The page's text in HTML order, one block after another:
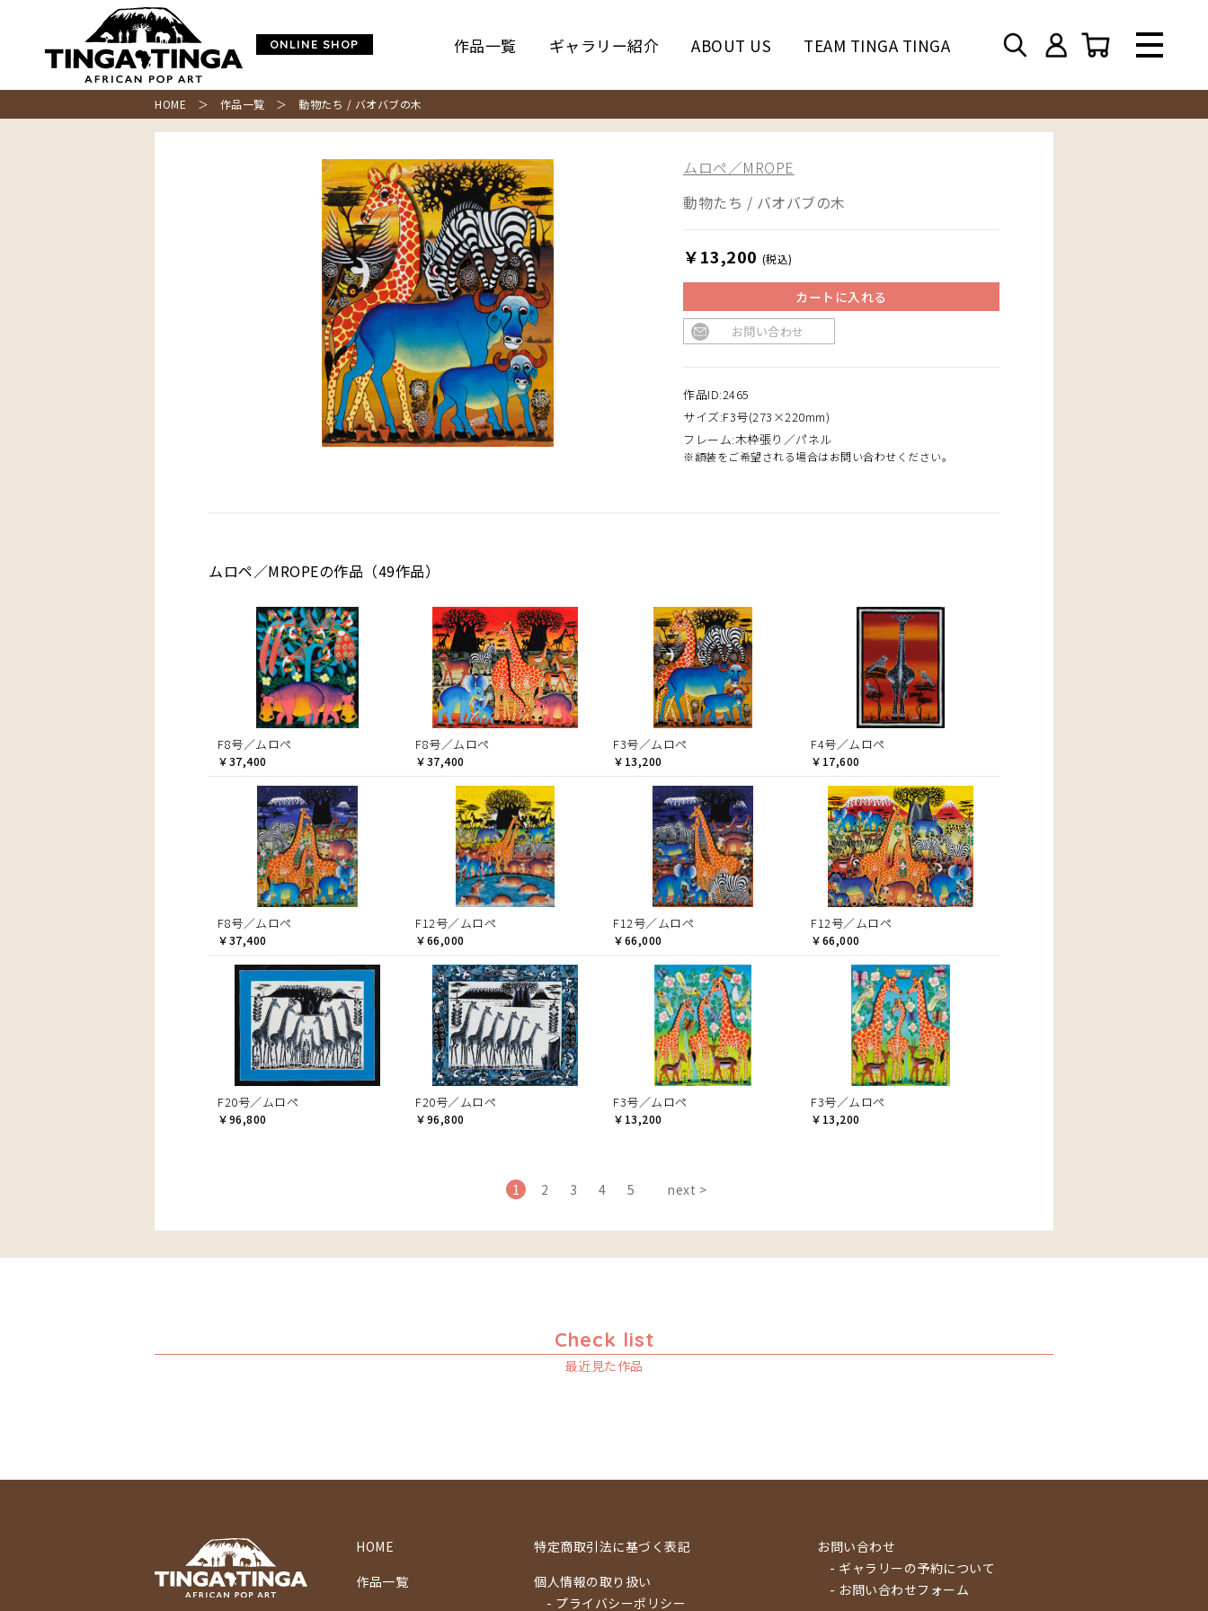
ONLINE SHOP 作品一覧 ギャラリー紹介 ABOUT US TEAM TINGA TINGA
HOME ＞ 作品一覧 ＞ 動物たち / バオバブの木
ムロペ／MROPE
動物たち / バオバブの木
￥13,200 (税込)
カートに入れる
お問い合わせ
作品ID:2465
サイズ:F3号(273×220mm)
フレーム:木枠張り／パネル
※額装をご希望される場合はお問い合わせください。
ムロペ／MROPEの作品（49作品）
F8号／ムロペ
￥37,400
F8号／ムロペ
￥37,400
F3号／ムロペ
￥13,200
F4号／ムロペ
￥17,600
F8号／ムロペ
￥37,400
F12号／ムロペ
￥66,000
F12号／ムロペ
￥66,000
F12号／ムロペ
￥66,000
F20号／ムロペ
￥96,800
F20号／ムロペ
￥96,800
F3号／ムロペ
￥13,200
F3号／ムロペ
￥13,200
1 2 3 4 5 next >
Check list
最近見た作品
HOME
作品一覧
特定商取引法に基づく表記
個人情報の取り扱い
- プライバシーポリシー
お問い合わせ
- ギャラリーの予約について
- お問い合わせフォーム